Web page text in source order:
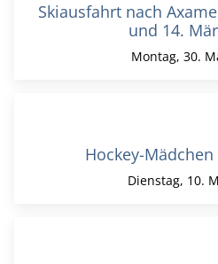
Skiausfahrt nach
und 14.
Montag, 30.
Hockey-
Dienstag, 10.